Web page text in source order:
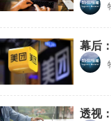
幕后
透视